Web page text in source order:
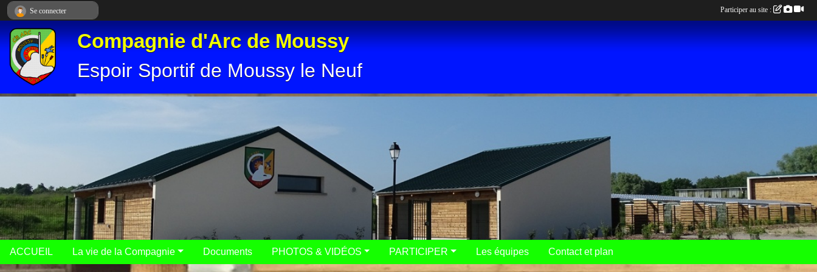
Compagnie d'Arc de Moussy
Espoir Sportif de Moussy le Neuf
ACCUEIL La vie de la Compagnie Documents PHOTOS & VIDÉOS PARTICIPER Les équipes Contact et plan
Se connecter Participer au site :
Panneau de gestion des cookies